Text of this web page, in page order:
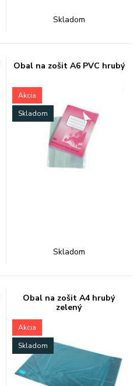
Skladom
Obal na zošit A6 PVC hrubý
Akcia
Skladom
Skladom
Obal na zošit A4 hrubý
zelený
Akcia
Skladom